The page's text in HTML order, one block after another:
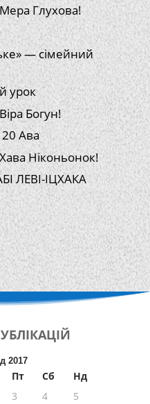
Глухова!
— сімейний
урок
Богун!
Ава
Ніконьонок!
ЛЕВІ-ІЦХАКА
2017
Пт Сб
Нд
3 4
5